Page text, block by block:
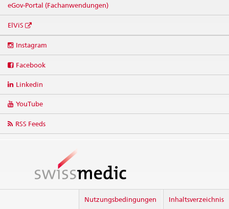
eGov-Portal (Fachanwendungen)
ElViS
media
Instagram
Facebook
Linkedin
YouTube
RSS Feeds
Nutzungsbedingungen Inhaltsverzeichnis